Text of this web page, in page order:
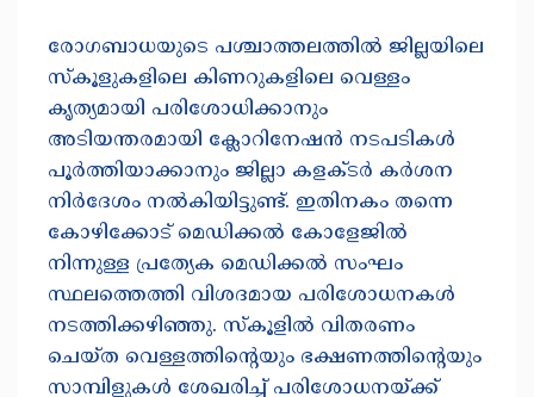
​രോഗബാധയുടെ പശ്ചാത്തലത്തിൽ ജില്ലയിലെ
സ്കൂളുകളിലെ കിണറുകളിലെ വെള്ളം
കൃത്യമായി പരിശോധിക്കാനും
അടിയന്തരമായി ക്ലോറിനേഷൻ നടപടികൾ
പൂർത്തിയാക്കാനും ജില്ലാ കളക്ടർ കർശന
നിർദേശം നൽകിയിട്ടുണ്ട്. ഇതിനകം തന്നെ
കോഴിക്കോട് മെഡിക്കൽ കോളേജിൽ
നിന്നുള്ള പ്രത്യേക മെഡിക്കൽ സംഘം
സ്ഥലത്തെത്തി വിശദമായ പരിശോധനകൾ
നടത്തിക്കഴിഞ്ഞു. സ്കൂളിൽ വിതരണം
ചെയ്ത വെള്ളത്തിന്റെയും ഭക്ഷണത്തിന്റെയും
സാമ്പിളുകൾ ശേഖരിച്ച് പരിശോധനയ്ക്ക്